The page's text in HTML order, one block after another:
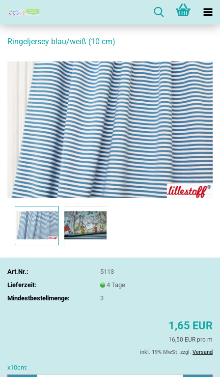
Ringeljersey blau/weiß (10 cm)
Art.Nr.:
5113
Lieferzeit:
4 Tage
Mindestbestellmenge:
3
1,65 EUR
16,50 EUR pro m
inkl. 19% MwSt. zzgl. Versand
x10cm: